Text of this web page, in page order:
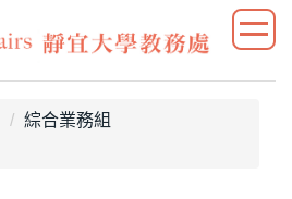
綜合業務組